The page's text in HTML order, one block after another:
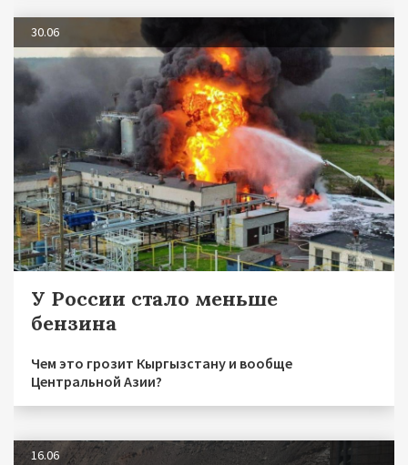
30.06
У России стало меньше
бензина
Чем это грозит Кыргызстану и вообще
Центральной Азии?
16.06